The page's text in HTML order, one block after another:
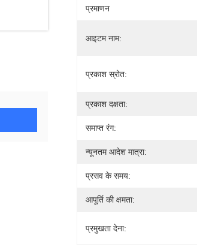
प्रमाणन
आइटम नाम:
प्रकाश स्रोत:
प्रकाश दक्षता:
समाप्त रंग:
न्यूनतम आदेश मात्रा:
प्रसव के समय:
आपूर्ति की क्षमता:
प्रमुखता देना: